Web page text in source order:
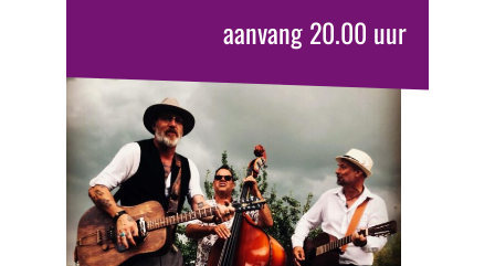
aanvang 20.00 uur